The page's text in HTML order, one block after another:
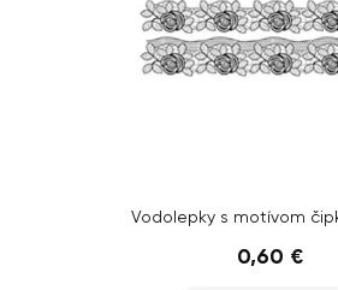
Vodolepky s motívom
0,60 €